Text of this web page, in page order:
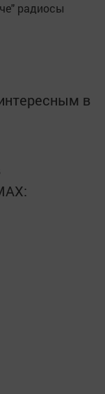
радиосы
в